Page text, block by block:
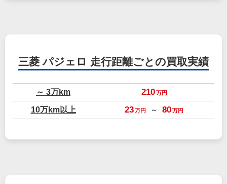
三菱 パジェロ 走行距離ごとの買取実績
～ 3万km 210 万円
10万km以上 23万円 ～ 80万円